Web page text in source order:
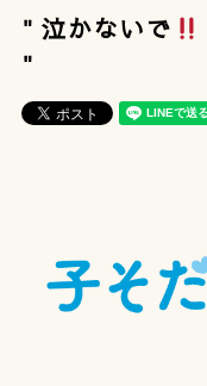
＂泣かないで
＂